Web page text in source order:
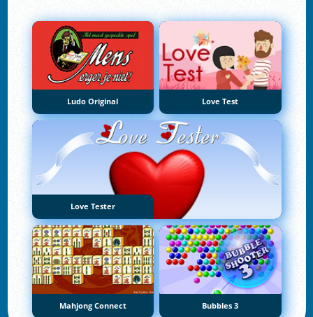
Ludo Original Love Test
Love Tester
Mahjong Connect Bubbles 3